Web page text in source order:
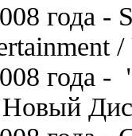
года -
года -
Новый